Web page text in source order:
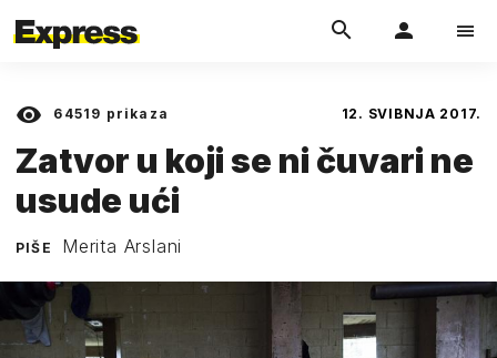
64519 prikaza 12. SVIBNJA 2017.
Zatvor u koji se ni čuvari ne
usude ući
PIŠE Merita Arslani